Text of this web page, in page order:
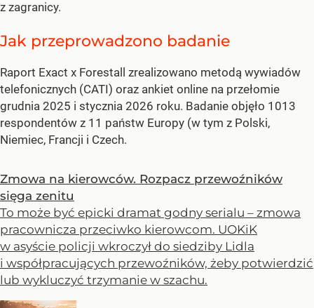
z zagranicy.
Jak przeprowadzono badanie
Raport Exact x Forestall zrealizowano metodą wywiadów
telefonicznych (CATI) oraz ankiet online na przełomie
grudnia 2025 i stycznia 2026 roku. Badanie objęło 1013
respondentów z 11 państw Europy (w tym z Polski,
Niemiec, Francji i Czech.
Zmowa na kierowców. Rozpacz przewoźników
sięga zenitu
To może być epicki dramat godny serialu – zmowa
pracownicza przeciwko kierowcom. UOKiK
w asyście policji wkroczył do siedziby Lidla
i współpracujących przewoźników, żeby potwierdzić
lub wykluczyć trzymanie w szachu.